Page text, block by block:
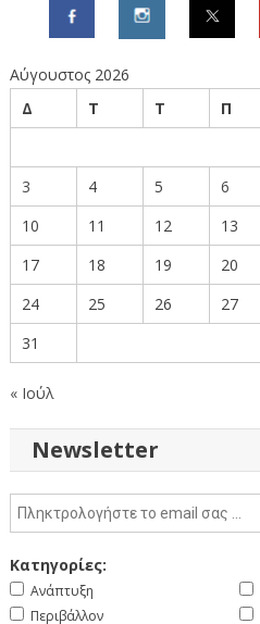
Αύγουστος 2026
Δ
Τ Τ Π
3
4 5 6
10
11 12 13
17
18 19 20
24
25 26 27
31
« Ιούλ
Newsletter
Κατηγορίες:
Ανάπτυξη
Περιβάλλον